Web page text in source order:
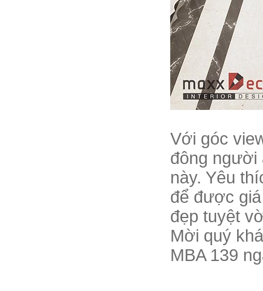
Với góc
đông người
này. Yêu
để được
đẹp tuyệt
Mời quý
MBA 139